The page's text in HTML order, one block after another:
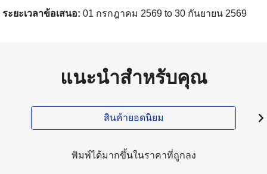
ระยะเวลาข้อเสนอ: 01 กรกฎาคม 2569 to 30 กันยายน 2569
แนะนำสำหรับคุณ
สินค้ายอดนิยม
พิมพ์ได้มากขึ้นในราคาที่ถูกลง